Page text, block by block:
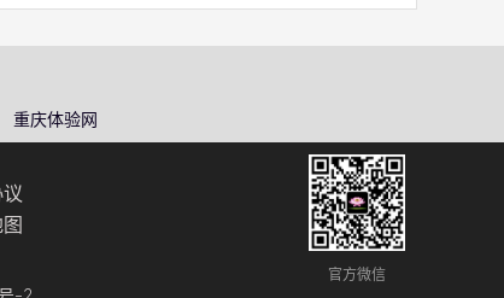
重庆体验网
官方微信